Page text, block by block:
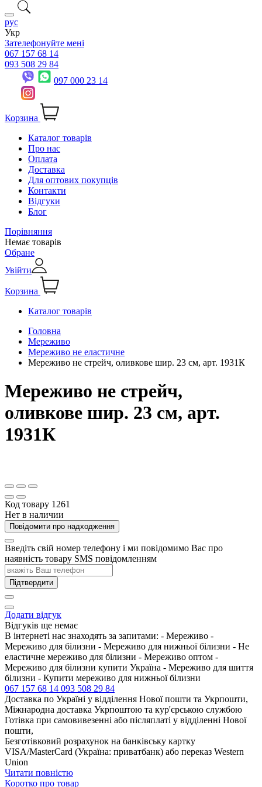
рус
Укр
Зателефонуйте мені
067 157 68 14
093 508 29 84
097 000 23 14
Корзина
Каталог товарів
Про нас
Оплата
Доставка
Для оптових покупців
Контакти
Відгуки
Блог
Порівняння
Немає товарів
Обране
Увійти
Корзина
Каталог товарів
Головна
Мереживо
Мереживо не еластичне
Мереживо не стрейч, оливкове шир. 23 см, арт. 1931К
Мереживо не стрейч,
оливкове шир. 23 см, арт.
1931К
Код товару 1261
Нет в наличии
Повідомити про надходження
Введіть свій номер телефону і ми повідомимо Вас про
наявність товару SMS повідомленням
Підтвердити
Додати відгук
Відгуків ще немає
В інтернеті нас знаходять за запитами: - Мереживо -
Мереживо для білизни - Мереживо для нижньої білизни - Не
еластичне мереживо для білизни - Мереживо оптом -
Мереживо для білизни купити Україна - Мереживо для шиття
білизни - Купити мереживо для нижньої білизни
067 157 68 14 093 508 29 84
Доставка по Україні у відділення Нової пошти та Укрпошти,
Міжнародна доставка Укрпоштою та кур'єрською службою
Готівка при самовивезенні або післяплаті у відділенні Нової
пошти,
Безготівковий розрахунок на банківську картку
VISA/MasterCard (Україна: приватбанк) або переказ Western
Union
Читати повністю
Коротко про товар